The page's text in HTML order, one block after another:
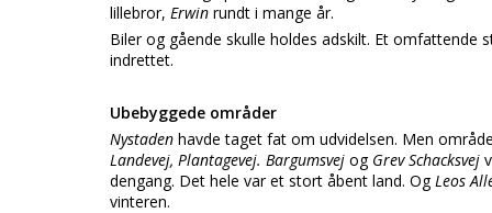
lillebror, Erwin rundt i mange år.
Biler og gående skulle holdes adskilt. Et
indrettet.
Ubebyggede områder
Nystaden havde taget fat om udvidelsen. Men
Landevej, Plantagevej. Bargumsvej og Grev Schacksvej
dengang. Det hele var et stort åbent land. OgLeos
vinteren.